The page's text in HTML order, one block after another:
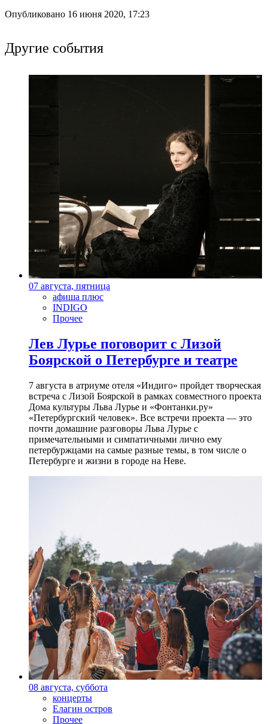
Опубликовано 16 июня 2020, 17:23
Другие события
07 августа, пятница
афиша плюс
INDIGO
Прочее
Лев Лурье поговорит с Лизой
Боярской о Петербурге и театре
7 августа в атриуме отеля «Индиго» пройдет творческая
встреча с Лизой Боярской в рамках совместного проекта
Дома культуры Льва Лурье и «Фонтанки.ру»
«Петербургский человек». Все встречи проекта — это
почти домашние разговоры Льва Лурье с
примечательными и симпатичными лично ему
петербуржцами на самые разные темы, в том числе о
Петербурге и жизни в городе на Неве.
08 августа, суббота
концерты
Елагин остров
Прочее